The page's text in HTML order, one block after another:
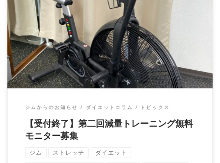
減量トレーニング無料モニター募集のご案内 募集人数先着2名
平日週2回30分計8回、約 […]
ジムからのお知らせ ダイエットコラム トピックス
【受付終了】第二回減量トレーニング無料
モニター募集
ジム ストレッチ ダイエット